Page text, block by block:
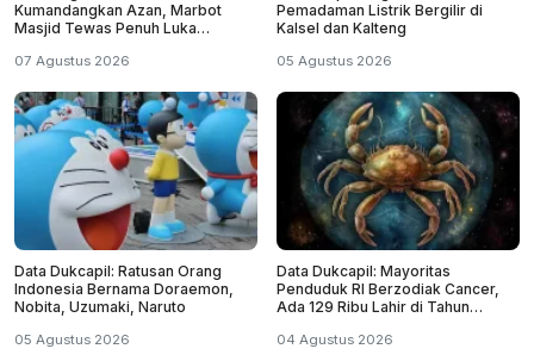
Kumandangkan Azan, Marbot
Masjid Tewas Penuh Luka
07 Agustus 2026
Pemadaman Listrik Bergilir di
Kalsel dan Kalteng
05 Agustus 2026
Data Dukcapil: Ratusan Orang
Indonesia Bernama Doraemon,
Nobita, Uzumaki, Naruto
05 Agustus 2026
Data Dukcapil: Mayoritas
Penduduk RI Berzodiak Cancer,
Ada 129 Ribu Lahir di Tahun
04 Agustus 2026